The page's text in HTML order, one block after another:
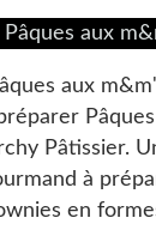
aux
Pâtissier.
à
en